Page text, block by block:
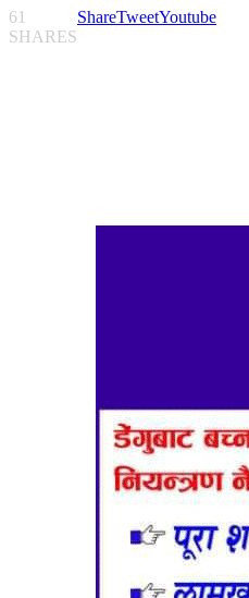
61
SHARES
ShareTweetYoutube